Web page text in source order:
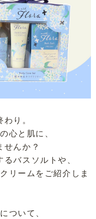
り。
心と肌に、
せんか？
バスソルトや、
リームをご紹介しま
ついて、